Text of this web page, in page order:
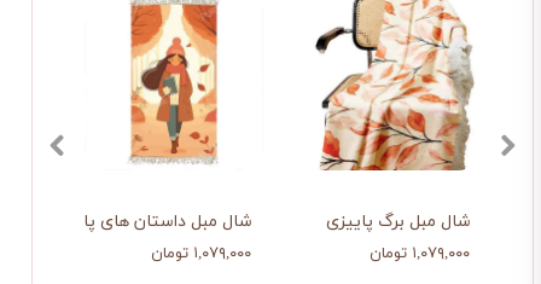
شال مبل داستان های پاییزی
۱,۰۷۹,۰۰۰ تومان
شال مبل برگ پاییزی
۱,۰۷۹,۰۰۰ تومان